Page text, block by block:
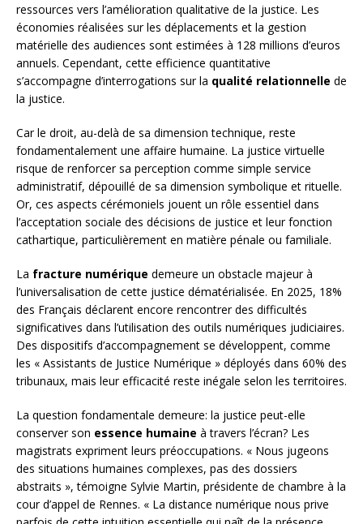
ressources vers l’amélioration qualitative de la justice. Les
économies réalisées sur les déplacements et la gestion
matérielle des audiences sont estimées à 128 millions d’euros
annuels. Cependant, cette efficience quantitative
s’accompagne d’interrogations sur la qualité relationnelle de
la justice.
Car le droit, au-delà de sa dimension technique, reste
fondamentalement une affaire humaine. La justice virtuelle
risque de renforcer sa perception comme simple service
administratif, dépouillé de sa dimension symbolique et rituelle.
Or, ces aspects cérémoniels jouent un rôle essentiel dans
l’acceptation sociale des décisions de justice et leur fonction
cathartique, particulièrement en matière pénale ou familiale.
La fracture numérique demeure un obstacle majeur à
l’universalisation de cette justice dématérialisée. En 2025, 18%
des Français déclarent encore rencontrer des difficultés
significatives dans l’utilisation des outils numériques judiciaires.
Des dispositifs d’accompagnement se développent, comme
les « Assistants de Justice Numérique » déployés dans 60% des
tribunaux, mais leur efficacité reste inégale selon les territoires.
La question fondamentale demeure: la justice peut-elle
conserver son essence humaine à travers l’écran? Les
magistrats expriment leurs préoccupations. « Nous jugeons
des situations humaines complexes, pas des dossiers
abstraits », témoigne Sylvie Martin, présidente de chambre à la
cour d’appel de Rennes. « La distance numérique nous prive